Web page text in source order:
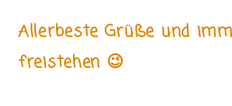
Allerbeste Grüße und
freistehen 😉